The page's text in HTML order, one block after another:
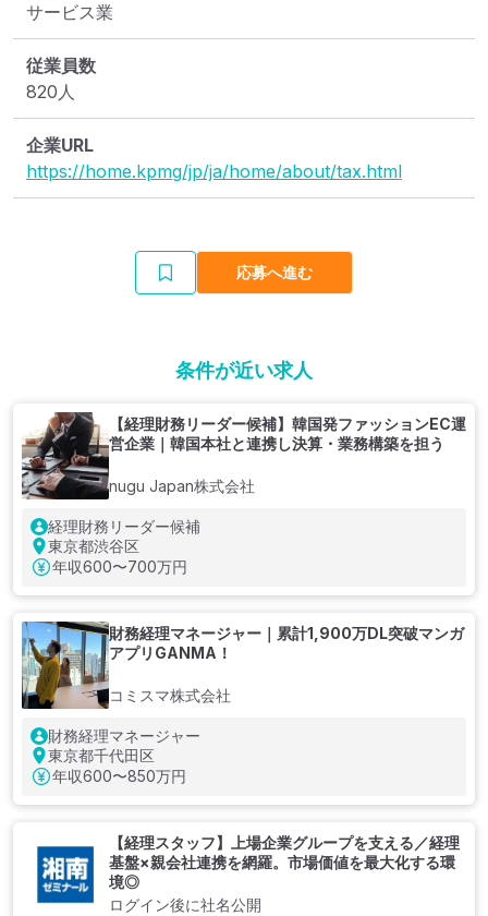
サービス業
従業員数
820人
企業URL
https://home.kpmg/jp/ja/home/about/tax.html
応募へ進む
条件が近い求人
【経理財務リーダー候補】韓国発ファッションEC運
営企業｜韓国本社と連携し決算・業務構築を担う
nugu Japan株式会社
経理財務リーダー候補
東京都渋谷区
年収600〜700万円
財務経理マネージャー｜累計1,900万DL突破マンガ
アプリGANMA！
コミスマ株式会社
財務経理マネージャー
東京都千代田区
年収600〜850万円
【経理スタッフ】上場企業グループを支える／経理
基盤×親会社連携を網羅。市場価値を最大化する環
境◎
ログイン後に社名公開